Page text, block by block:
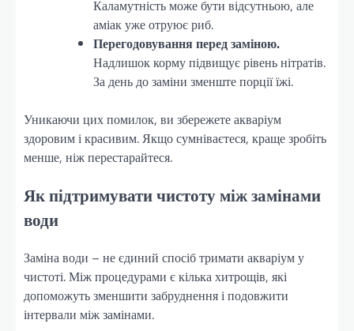
Каламутність може бути відсутньою, але
аміак уже отруює риб.
Перегодовування перед заміною.
Надлишок корму підвищує рівень нітратів.
За день до заміни зменште порції їжі.
Уникаючи цих помилок, ви збережете акваріум
здоровим і красивим. Якщо сумніваєтеся, краще зробіть
менше, ніж перестарайтеся.
Як підтримувати чистоту між замінами
води
Заміна води – не єдиний спосіб тримати акваріум у
чистоті. Між процедурами є кілька хитрощів, які
допоможуть зменшити забруднення і подовжити
інтервали між замінами.